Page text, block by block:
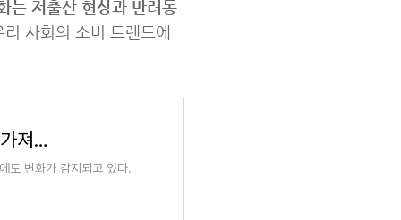
는 저출산 현상과 반려동
사회의 소비 트렌드에
'아이용 말고 강아지용 유모차 주세요'…저출산이 가져온 소비변화
도 변화가 감지되고 있다.